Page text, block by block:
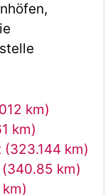
km)
km)
km)
km)